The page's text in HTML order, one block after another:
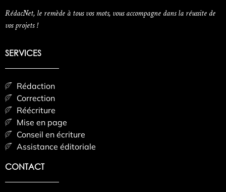
RédacNet, le remède à tous vos mots, vous accompagne dans la réussite de
vos projets !
SERVICES
Rédaction
Correction
Réécriture
Mise en page
Conseil en écriture
Assistance éditoriale
CONTACT